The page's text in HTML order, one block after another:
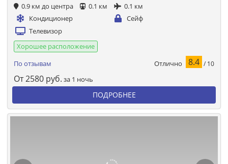
0.9 км до центра 0.1 км
0.1 км
Кондиционер
Сейф
Телевизор
Хорошее расположение
По отзывам
Отлично 8.4 / 10
От2580 руб. за 1 ночь
ПОДРОБНЕЕ